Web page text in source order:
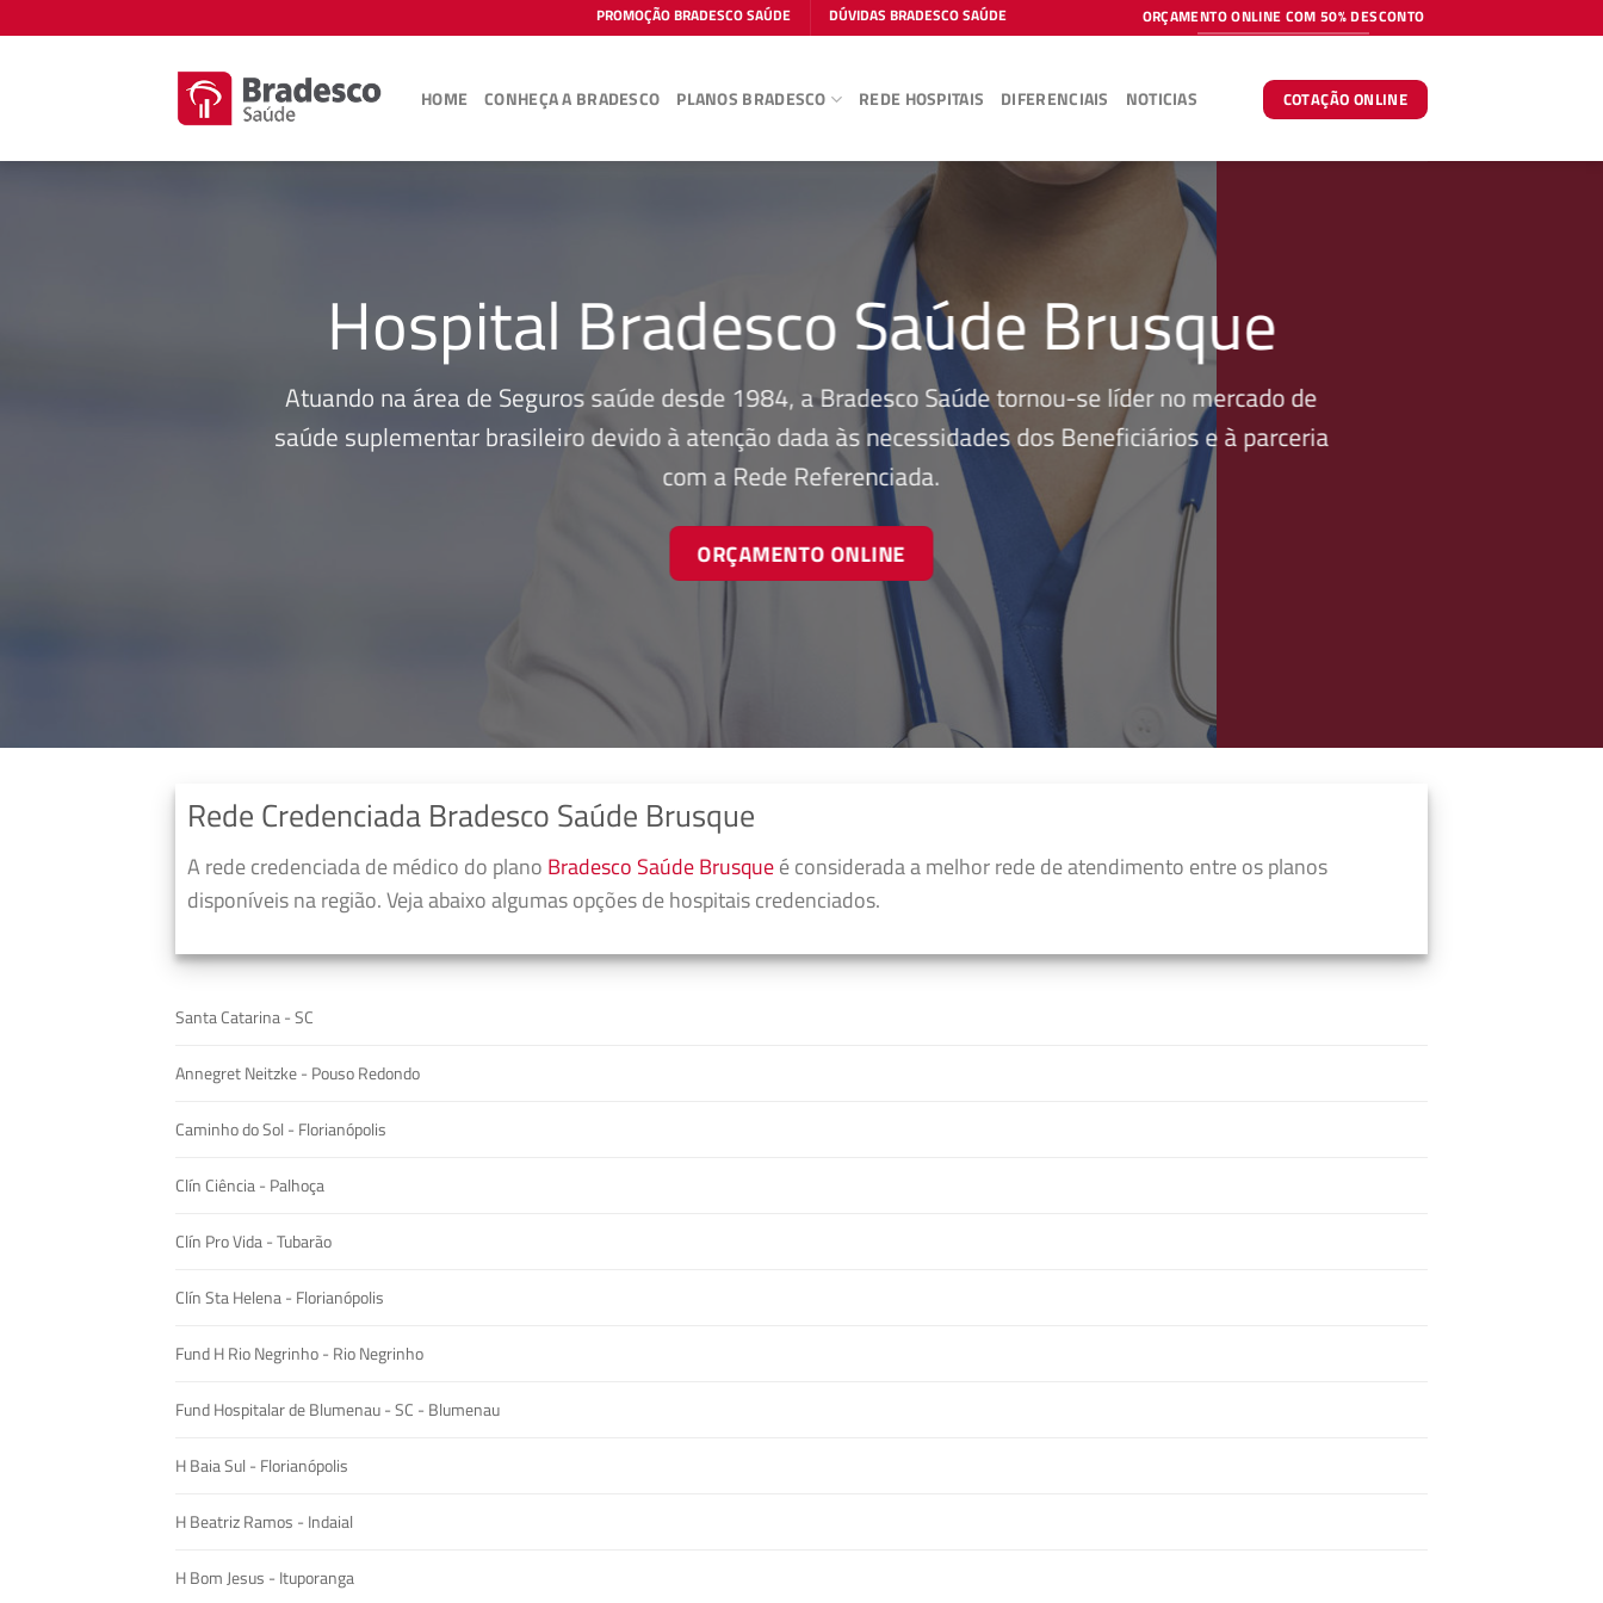
to
PROMOÇÃO BRADESCO SAÚDE DÚVIDAS BRADESCO SAÚDE ORÇAMENTO ONLINE COM 50% DESCONTO
HOME CONHEÇA A BRADESCO PLANOS BRADESCO REDE HOSPITAIS DIFERENCIAIS NOTICIAS COTAÇÃO ONLINE
Hospital Bradesco Saúde Brusque
Atuando na área de Seguros saúde desde 1984, a Bradesco Saúde tornou-se líder no mercado de
saúde suplementar brasileiro devido à atenção dada às necessidades dos Beneficiários e à parceria
com a Rede Referenciada.
ORÇAMENTO ONLINE
Rede Credenciada Bradesco Saúde Brusque
A rede credenciada de médico do plano Bradesco Saúde Brusqueé considerada a melhor rede de atendimento entre os planos
disponíveis na região. Veja abaixo algumas opções de hospitais credenciados.
Santa Catarina - SC
Annegret Neitzke - Pouso Redondo
Caminho do Sol - Florianópolis
Clín Ciência - Palhoça
Clín Pro Vida - Tubarão
Clín Sta Helena - Florianópolis
Fund H Rio Negrinho - Rio Negrinho
Fund Hospitalar de Blumenau - SC - Blumenau
H Baia Sul - Florianópolis
H Beatriz Ramos - Indaial
H Bom Jesus - Ituporanga